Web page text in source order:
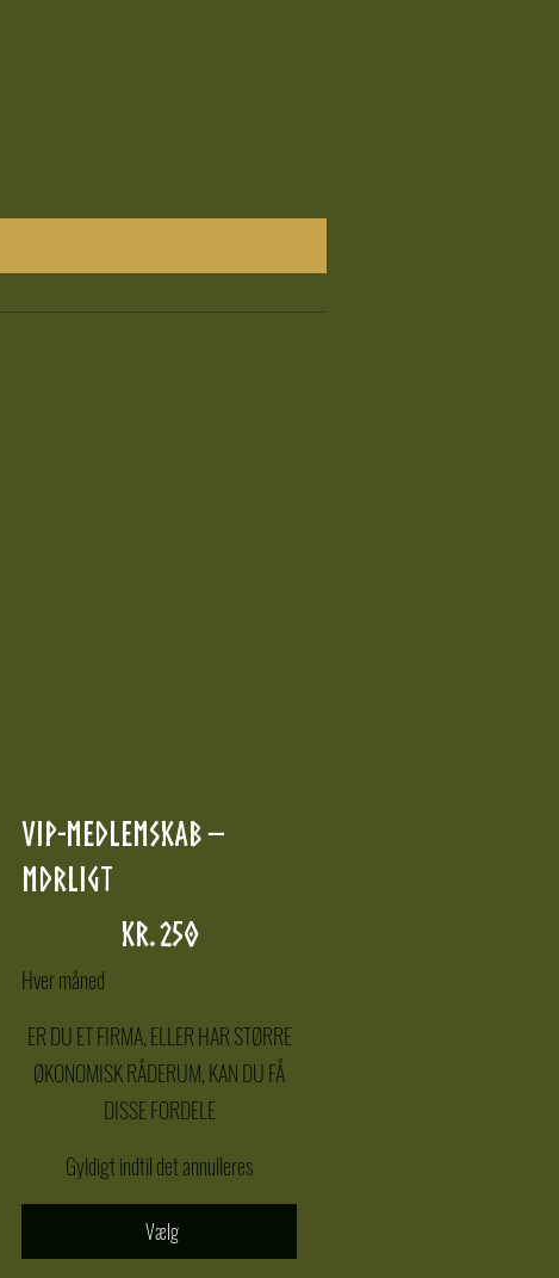
VIP-medlemskab –
mdrligt
kr.250
Hver måned
ER DU ET FIRMA, ELLER HAR STØRRE
ØKONOMISK RÅDERUM, KAN DU FÅ
DISSE FORDELE
Gyldigt indtil det annulleres
Vælg